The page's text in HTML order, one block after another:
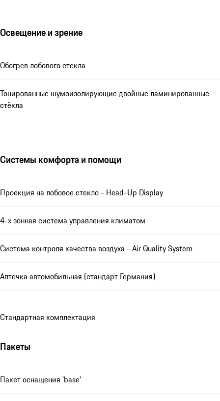
Освещение и зрение
Обогрев лобового стекла
Тонированные шумоизолирующие двойные ламинированные
стёкла
Системы комфорта и помощи
Проекция на лобовое стекло - Head-Up Display
4-х зонная система управления климатом
Система контроля качества воздуха - Air Quality System
Аптечка автомобильная (стандарт Германия)
Стандартная комплектация
Пакеты
Пакет оснащения 'base'